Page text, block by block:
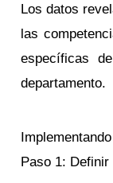
Los datos
las
específicas
departamento.
Paso 1: